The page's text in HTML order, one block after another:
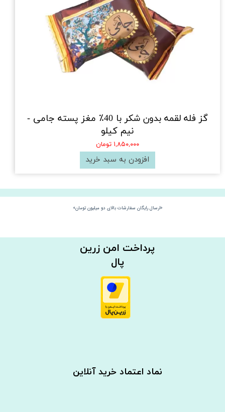
گز فله لقمه بدون شکر با 40٪ مغز پسته جامی -
نیم کیلو
۱,۸۵۰,۰۰۰ تومان
افزودن به سبد خرید
«ارسال رایگان سفارشات بالای دو میلیون تومان»
​​پرداخت امن زرین
پال
نماد اعتماد خرید آنلاین